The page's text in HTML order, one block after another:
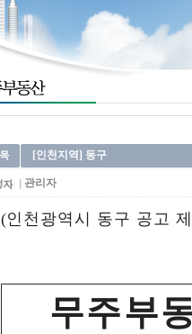
[인천지역] 동구
관리자
(인천광역시 동구 공고
무 주 부